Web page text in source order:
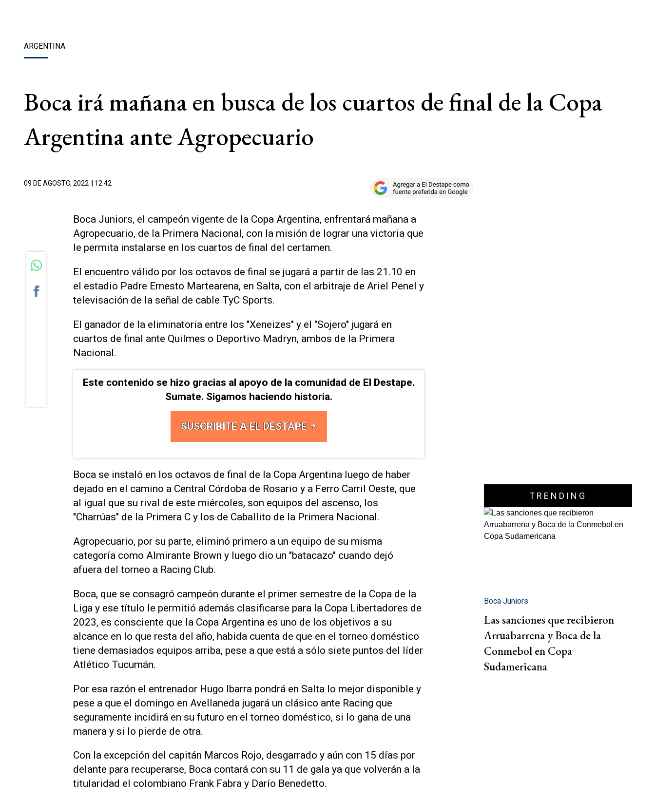
ARGENTINA
Boca irá mañana en busca de los cuartos de final de la Copa
Argentina ante Agropecuario
09 DE AGOSTO, 2022 | 12.42
Boca Juniors, el campeón vigente de la Copa Argentina, enfrentará mañana a
Agropecuario, de la Primera Nacional, con la misión de lograr una victoria que
le permita instalarse en los cuartos de final del certamen.
El encuentro válido por los octavos de final se jugará a partir de las 21.10 en
el estadio Padre Ernesto Martearena, en Salta, con el arbitraje de Ariel Penel y
televisación de la señal de cable TyC Sports.
El ganador de la eliminatoria entre los "Xeneizes" y el "Sojero" jugará en
cuartos de final ante Quilmes o Deportivo Madryn, ambos de la Primera
Nacional.
Este contenido se hizo gracias al apoyo de la comunidad de El Destape.
Sumate. Sigamos haciendo historia.
SUSCRIBITE A EL DESTAPE
Boca se instaló en los octavos de final de la Copa Argentina luego de haber
dejado en el camino a Central Córdoba de Rosario y a Ferro Carril Oeste, que
al igual que su rival de este miércoles, son equipos del ascenso, los
"Charrúas" de la Primera C y los de Caballito de la Primera Nacional.
Agropecuario, por su parte, eliminó primero a un equipo de su misma
categoría como Almirante Brown y luego dio un "batacazo" cuando dejó
afuera del torneo a Racing Club.
Boca, que se consagró campeón durante el primer semestre de la Copa de la
Liga y ese título le permitió además clasificarse para la Copa Libertadores de
2023, es consciente que la Copa Argentina es uno de los objetivos a su
alcance en lo que resta del año, habida cuenta de que en el torneo doméstico
tiene demasiados equipos arriba, pese a que está a sólo siete puntos del líder
Atlético Tucumán.
Por esa razón el entrenador Hugo Ibarra pondrá en Salta lo mejor disponible y
pese a que el domingo en Avellaneda jugará un clásico ante Racing que
seguramente incidirá en su futuro en el torneo doméstico, si lo gana de una
manera y si lo pierde de otra.
Con la excepción del capitán Marcos Rojo, desgarrado y aún con 15 días por
delante para recuperarse, Boca contará con su 11 de gala ya que volverán a la
titularidad el colombiano Frank Fabra y Darío Benedetto.
TRENDING
Boca Juniors
Las sanciones que recibieron
Arruabarrena y Boca de la
Conmebol en Copa
Sudamericana